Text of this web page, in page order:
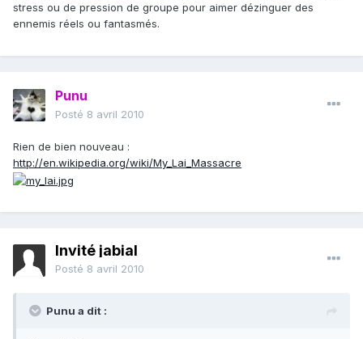
stress ou de pression de groupe pour aimer dézinguer des
ennemis réels ou fantasmés.
Punu
Posté 8 avril 2010
Rien de bien nouveau :
http://en.wikipedia.org/wiki/My_Lai_Massacre
Invité jabial
Posté 8 avril 2010
Punu a dit :